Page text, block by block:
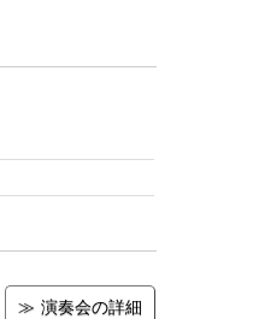
演奏会の詳細